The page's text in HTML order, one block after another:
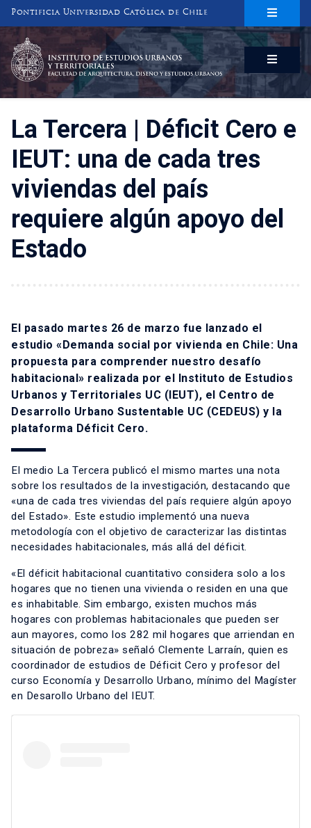
Pontificia Universidad Católica de Chile
INSTITUTO DE ESTUDIOS URBANOS
Y TERRITORIALES
FACULTAD DE ARQUITECTURA, DISEÑO Y ESTUDIOS URBANOS
La Tercera | Déficit Cero e
IEUT: una de cada tres
viviendas del país
requiere algún apoyo del
Estado
El pasado martes 26 de marzo fue lanzado el
estudio «Demanda social por vivienda en Chile: Una
propuesta para comprender nuestro desafío
habitacional» realizada por el Instituto de Estudios
Urbanos y Territoriales UC (IEUT), el Centro de
Desarrollo Urbano Sustentable UC (CEDEUS) y la
plataforma Déficit Cero.
El medio La Tercera publicó el mismo martes una nota
sobre los resultados de la investigación, destacando que
«una de cada tres viviendas del país requiere algún apoyo
del Estado». Este estudio implementó una nueva
metodología con el objetivo de caracterizar las distintas
necesidades habitacionales, más allá del déficit.
«El déficit habitacional cuantitativo considera solo a los
hogares que no tienen una vivienda o residen en una que
es inhabitable. Sim embargo, existen muchos más
hogares con problemas habitacionales que pueden ser
aun mayores, como los 282 mil hogares que arriendan en
situación de pobreza» señaló Clemente Larraín, quien es
coordinador de estudios de Déficit Cero y profesor del
curso Economía y Desarrollo Urbano, mínimo del Magíster
en Desarollo Urbano del IEUT.